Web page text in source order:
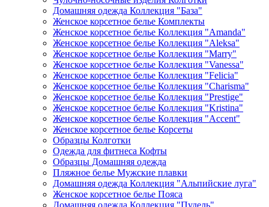
Домашняя одежда Коллекция "База"
Женское корсетное белье Комплекты
Женское корсетное белье Коллекция "Amanda"
Женское корсетное белье Коллекция "Aleksa"
Женское корсетное белье Коллекция "Marry"
Женское корсетное белье Коллекция "Vanessa"
Женское корсетное белье Коллекция "Felicia"
Женское корсетное белье Коллекция "Charisma"
Женское корсетное белье Коллекция "Prestige"
Женское корсетное белье Коллекция "Kristina"
Женское корсетное белье Коллекция "Accent"
Женское корсетное белье Корсеты
Образцы Колготки
Одежда для фитнеса Кофты
Образцы Домашняя одежда
Пляжное белье Мужские плавки
Домашняя одежда Коллекция "Альпийские луга"
Женское корсетное белье Пояса
Домашняя одежда Коллекция "Пудель"